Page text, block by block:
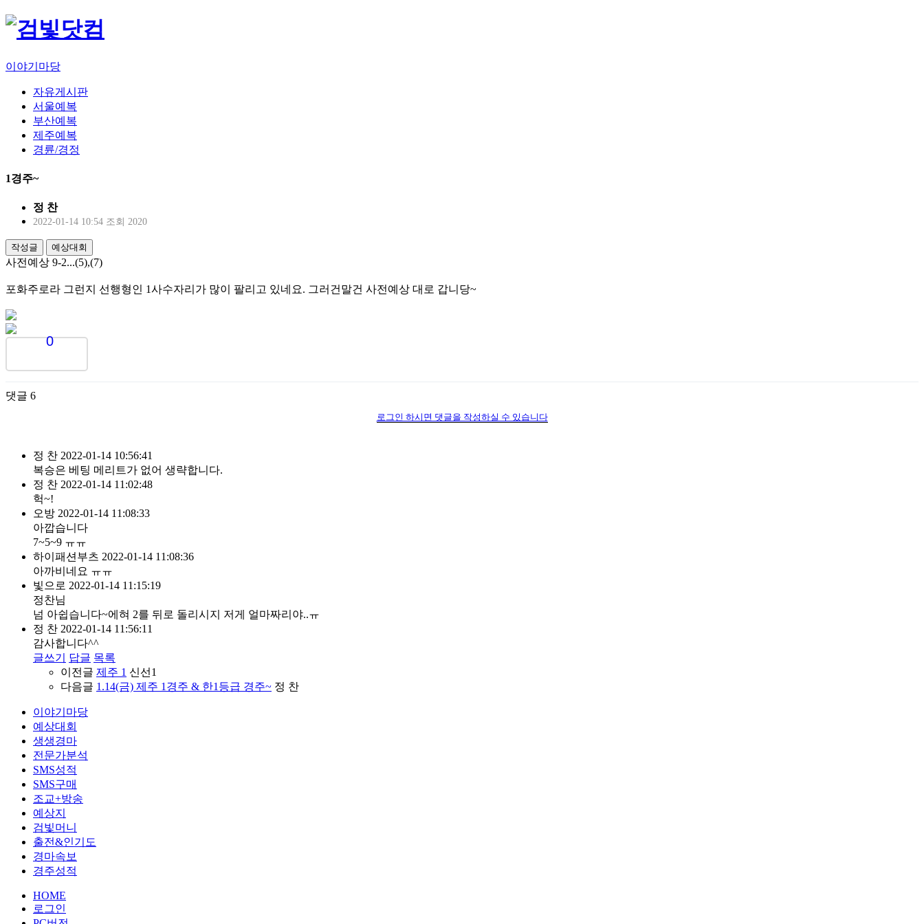
이야기마당
자유게시판
서울예복
부산예복
제주예복
경륜/경정
1경주~
정 찬
2022-01-14 10:54 조회 2020
작성글 예상대회
사전예상 9-2...(5),(7)
포화주로라 그런지 선행형인 1사수자리가 많이 팔리고 있네요. 그러건말건 사전예상 대로 갑니당~
0
댓글 6
로그인 하시면 댓글을 작성하실 수 있습니다
정 찬 2022-01-14 10:56:41
복승은 베팅 메리트가 없어 생략합니다.
정 찬 2022-01-14 11:02:48
헉~!
오방 2022-01-14 11:08:33
아깝습니다
7~5~9 ㅠㅠ
하이패션부츠 2022-01-14 11:08:36
아까비네요 ㅠㅠ
빛으로 2022-01-14 11:15:19
정찬님
넘 아쉽습니다~에혀 2를 뒤로 돌리시지 저게 얼마짜리야..ㅠ
정 찬 2022-01-14 11:56:11
감사합니다^^
글쓰기
답글 목록
이전글 제주 1 신선1
다음글 1.14(금) 제주 1경주 & 한1등급 경주~ 정 찬
이야기마당
예상대회
생생경마
전문가분석
SMS성적
SMS구매
조교+방송
예상지
검빛머니
출전&인기도
경마속보
경주성적
HOME
로그인